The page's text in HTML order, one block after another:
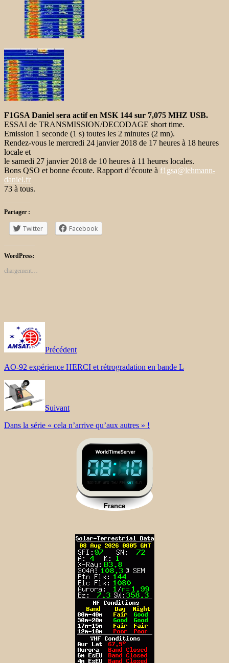
F1GSA Daniel sera actif en MSK 144 sur 7,075 MHZ USB.
ESSAI de TRANSMISSION/DECODAGE short time.
Emission 1 seconde (1 s) toutes les 2 minutes (2 mn).
Rendez-vous le mercredi 24 janvier 2018 de 17 heures à 18 heures
locale et
le samedi 27 janvier 2018 de 10 heures à 11 heures locales.
Bons QSO et bonne écoute. Rapport d’écoute à f1gsa@lehmann-
daniel.fr
73 à tous.
Partager :
Twitter Facebook
WordPress:
chargement…
Précédent
AO-92 expérience HERCI et rétrogradation en bande L
Suivant
Dans la série « cela n’arrive qu’aux autres » !